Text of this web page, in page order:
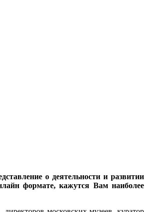
о деятельности и развитии
формате, кажутся Вам наиболее